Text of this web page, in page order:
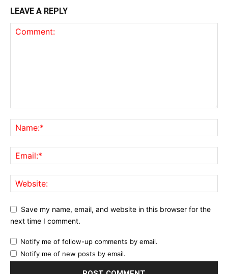
LEAVE A REPLY
Save my name, email, and website in this browser for the
next time I comment.
Notify me of follow-up comments by email.
Notify me of new posts by email.